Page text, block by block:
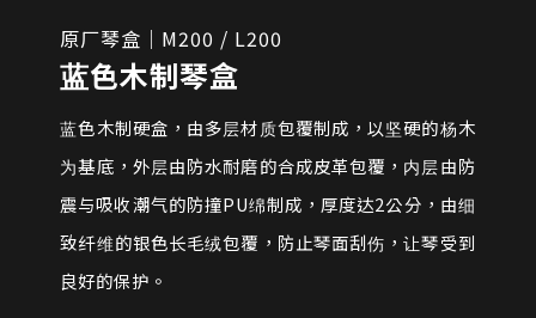
原厂琴盒｜M200 / L200
蓝色木制琴盒
蓝色木制硬盒，由多层材质包覆制成，以坚硬的杨木
为基底，外层由防水耐磨的合成皮革包覆，内层由防
震与吸收潮气的防撞PU绵制成，厚度达2公分，由细
致纤维的银色长毛绒包覆，防止琴面刮伤，让琴受到
良好的保护。